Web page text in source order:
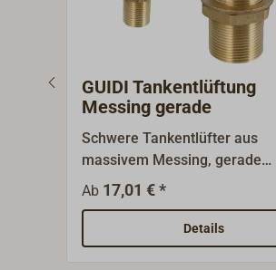
GUIDI Tankentlüftung
Messing gerade
Schwere Tankentlüfter aus
massivem Messing, gerade
Ausführung, mit BSP-Gewinde.
Ab 17,01 € *
Details